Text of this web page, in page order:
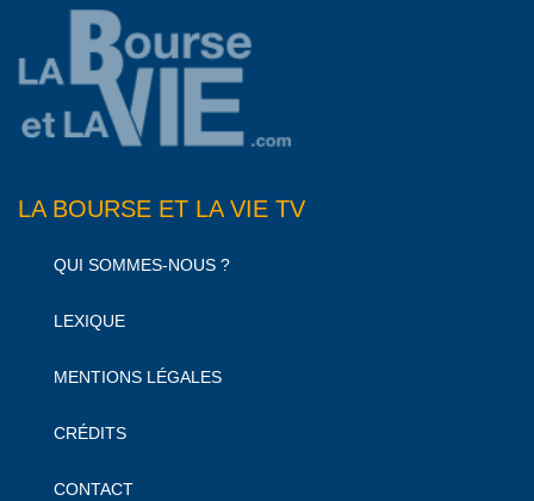
LA BOURSE ET LA VIE TV
QUI SOMMES-NOUS ?
LEXIQUE
MENTIONS LÉGALES
CRÉDITS
CONTACT